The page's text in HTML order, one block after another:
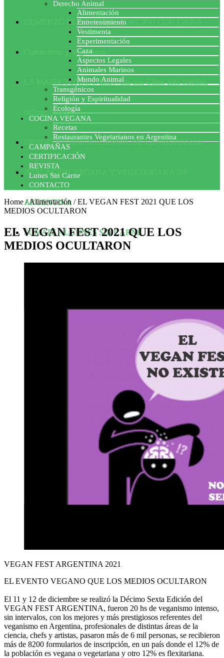
COMENZÓ EL ACUERDO PORCINO CON CHINA
Coronavirus y Veganismo
LA MAFIA TÓXICA: Entrevista con Gilles-Eric Séralini,
biólogo francés
OBSERVATORIO NACIONAL DE LA VEGEFOBIA
POBLACION VEGANA Y VEGETARIANA DE
ARGENTINA
SUMATE AL LUNES SIN CARNE
Derecho Animal
Alimentación
Entretenimiento
Vestimenta
Experimentación
Caza
Aspectos Legales
Animales Marinos
Mundo Animal
Transgénicos
Religión y Espiritualidad
Ecología
COCINA VEGANA
Recetas
Restaurantes Vegetarianos en Argentina
CAMPAÑAS
CERTIFICACIÓN
REVISTA
Lunes Sin Carne
CONTACTO
Home/Alimentación /EL VEGAN FEST 2021 QUE LOS
MEDIOS OCULTARON
EL VEGAN FEST 2021 QUE LOS
MEDIOS OCULTARON
VEGAN FEST ARGENTINA 2021
EL EVENTO VEGANO QUE LOS MEDIOS OCULTARON
El 11 y 12 de diciembre se realizó la Décimo Sexta Edición del
VEGAN FEST ARGENTINA, fueron 20 hs de veganismo intenso,
sin intervalos, con los mejores y más prestigiosos referentes del
veganismo en Argentina, profesionales de distintas áreas de la
ciencia, chefs y artistas, pasaron más de 6 mil personas, se recibieron
más de 8200 formularios de inscripción, en un país donde el 12% de
la población es vegana o vegetariana y otro 12% es flexitariana.